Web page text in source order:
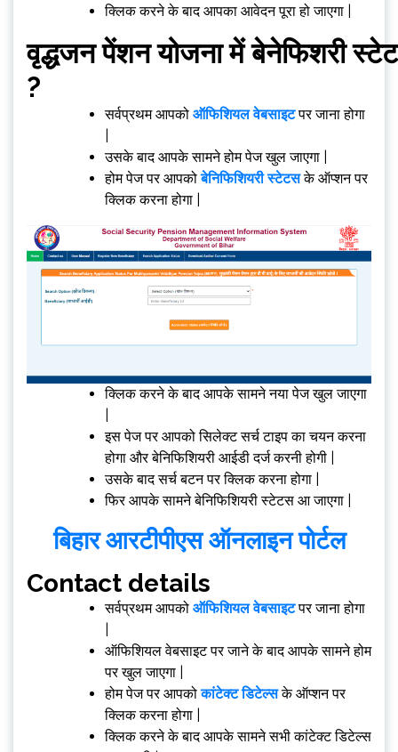
क्लिक करने के बाद आपका आवेदन पूरा हो जाएगा |
वृद्धजन पेंशन योजना में बेनेफिशरी
?
सर्वप्रथम आपको ऑफिशियल वेबसाइटपर जाना होगा
उसके बाद आपके सामने होम पेज खुल जाएगा |
होम पेज पर आपकोबेनिफिशियरी स्टेटसके ऑप्शन पर
क्लिक करना होगा |
क्लिक करने के बाद आपके सामने नया पेज खुल जाएगा
इस पेज पर आपको सिलेक्ट सर्च टाइप का चयन करना
होगा और बेनिफिशियरी आईडी दर्ज करनी होगी |
उसके बाद सर्च बटन पर क्लिक करना होगा |
फिर आपके सामने बेनिफिशियरी स्टेटस आ जाएगा |
बिहार आरटीपीएस ऑनलाइन पोर्टल
Contact details
सर्वप्रथम आपको ऑफिशियल वेबसाइटपर जाना होगा
ऑफिशियल वेबसाइट पर जाने के बाद आपके सामने होम
पर खुल जाएगा |
होम पेज पर आपकोकांटेक्ट डिटेल्सके ऑप्शन पर
क्लिक करना होगा |
क्लिक करने के बाद आपके सामने सभी कांटेक्ट डिटेल्स